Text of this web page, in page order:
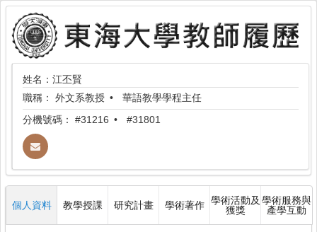
姓名：江丕賢
職稱： 外文系教授
華語教學學程主任
分機號碼： #31216 #31801
個人資料 教學授課 研究計畫 學術著作 學術活動及
獲獎
學術服務與
產學互動